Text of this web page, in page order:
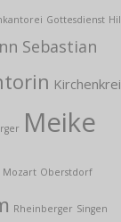
Gottesdienst
Sebastian
Meike
Mozart Oberstdorf
Rheinberger Singen